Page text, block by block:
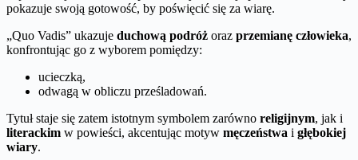
pokazuje swoją gotowość, by poświęcić się za wiarę.
„Quo Vadis” ukazuje duchową podróż oraz przemianę człowieka,
konfrontując go z wyborem pomiędzy:
ucieczką,
odwagą w obliczu prześladowań.
Tytuł staje się zatem istotnym symbolem zarówno religijnym, jak i
literackim w powieści, akcentując motyw męczeństwa i głębokiej
wiary.